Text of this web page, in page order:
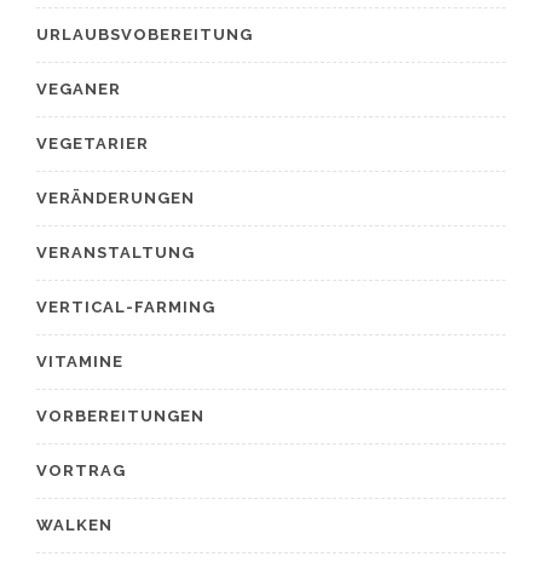
URLAUBSVOBEREITUNG
VEGANER
VEGETARIER
VERÄNDERUNGEN
VERANSTALTUNG
VERTICAL-FARMING
VITAMINE
VORBEREITUNGEN
VORTRAG
WALKEN